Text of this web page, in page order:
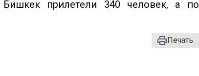
прилетели 340 человек, а по
Печать